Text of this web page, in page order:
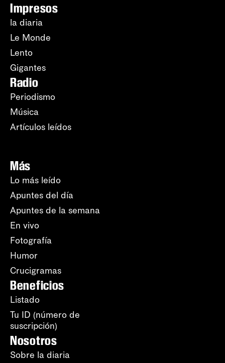
Impresos
la diaria
Le Monde
Lento
Gigantes
Radio
Periodismo
Música
Artículos leídos
Más
Lo más leído
Apuntes del día
Apuntes de la semana
En vivo
Fotografía
Humor
Crucigramas
Beneficios
Listado
Tu ID (número de
suscripción)
Nosotros
Sobre la diaria